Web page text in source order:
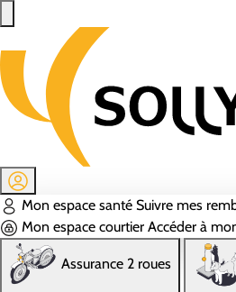
Mon espace santé Suivre mes
Mon espace courtier Accéder à
Assurance 2 roues